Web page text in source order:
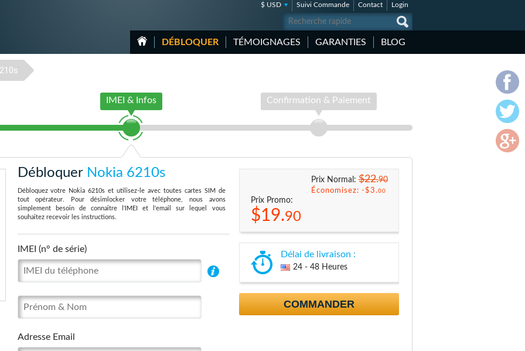
$ USD Suivi Commande Contact Login
DÉBLOQUER TÉMOIGNAGES GARANTIES BLOG
IMEI & Infos Confirmation & Paiement
Débloquer Nokia 6210s
Débloquez votre Nokia 6210s et utilisez-le avec toutes cartes SIM de
tout opérateur. Pour désimlocker votre téléphone, nous avons
simplement besoin de connaitre l'IMEI et l'email sur lequel vous
souhaitez recevoir les instructions.
IMEI (n° de série)
Adresse Email
Prix Normal:$22.90
Économisez: -$3.00
Prix Promo:
$19.90
Délai de livraison :
24 - 48 Heures
COMMANDER